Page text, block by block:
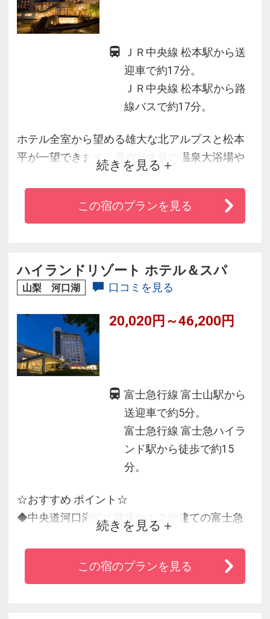
ＪＲ中央線 松本駅から送
迎車で約17分。
ＪＲ中央線 松本駅から路
線バスで約17分。
ホテル全室から望める雄大な北アルプスと松本
平が一望できます。県内最大級の温泉大浴場や
露天風呂、貸切風呂、ジャグジー、足湯の各種
お風呂をお楽しみください。ご夕食は信州なら
ではの素材をふんだんに使用した郷土色豊かな
続きを見る
この宿のプランを見る
ハイランドリゾート ホテル＆スパ
山梨 河口湖 口コミを見る
20,020円～46,200円
富士急行線 富士山駅から
送迎車で約5分。
富士急行線 富士急ハイラ
ンド駅から徒歩で約15
分。
☆おすすめ ポイント☆
◆中央道河口湖ICに隣接の１２階建ての富士急
ハイランドオフィシャルホテル
◆宿泊のお客様は富士急ハイランドに優先入園
続きを見る
この宿のプランを見る